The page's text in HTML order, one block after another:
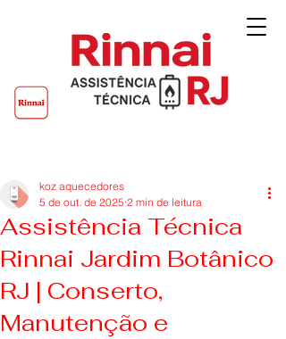
Assistência Técnica
Rinnai Jardim Botânico
RJ | Conserto,
Manutenção e
koz aquecedores
5 de out. de 2025 2 min de leitura